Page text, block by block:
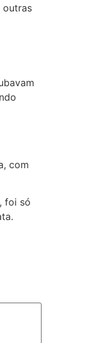
outras
com
foi só